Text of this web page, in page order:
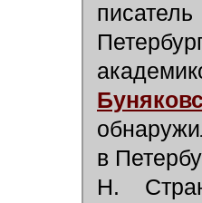
в
Н.